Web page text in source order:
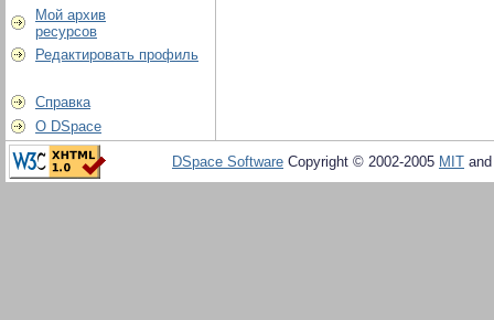
Мой архив
ресурсов
Редактировать профиль
Справка
О DSpace
DSpace Software Copyright © 2002-2005 MIT